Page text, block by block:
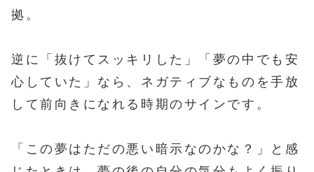
拠。
逆に「抜けてスッキリした」「夢の中でも安
心していた」なら、ネガティブなものを手放
して前向きになれる時期のサインです。
「この夢はただの悪い暗示なのかな？」と感